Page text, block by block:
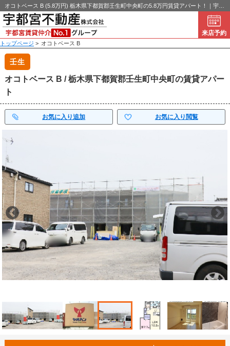
オコトベース B (5.8万円) 栃木県下都賀郡壬生町中央町の5.8万円賃貸アパート！｜宇都宮不動産
来店予約
トップページ > オコトベース B
壬生
オコトベース B / 栃木県下都賀郡壬生町中央町の賃貸アパー
ト
お気に入り追加 お気に入り閲覧